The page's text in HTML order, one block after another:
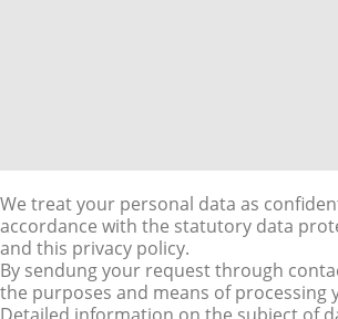
We treat your personal data as
accordance with the statutory data
and this privacy policy.
By sendung your request through
the purposes and means of processing
Detailed information on the subject of